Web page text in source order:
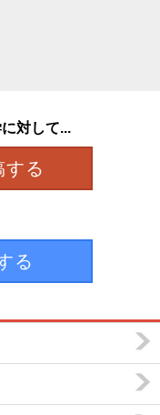
対して...
する
る